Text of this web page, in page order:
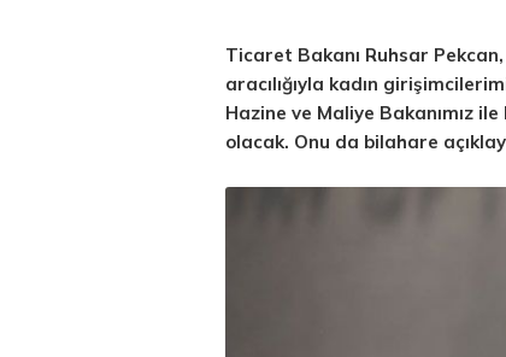
Ticaret Bakanı Ruhsar
aracılığıyla kadın
Hazine ve Maliye Bakanımız
olacak. Onu da bilahare